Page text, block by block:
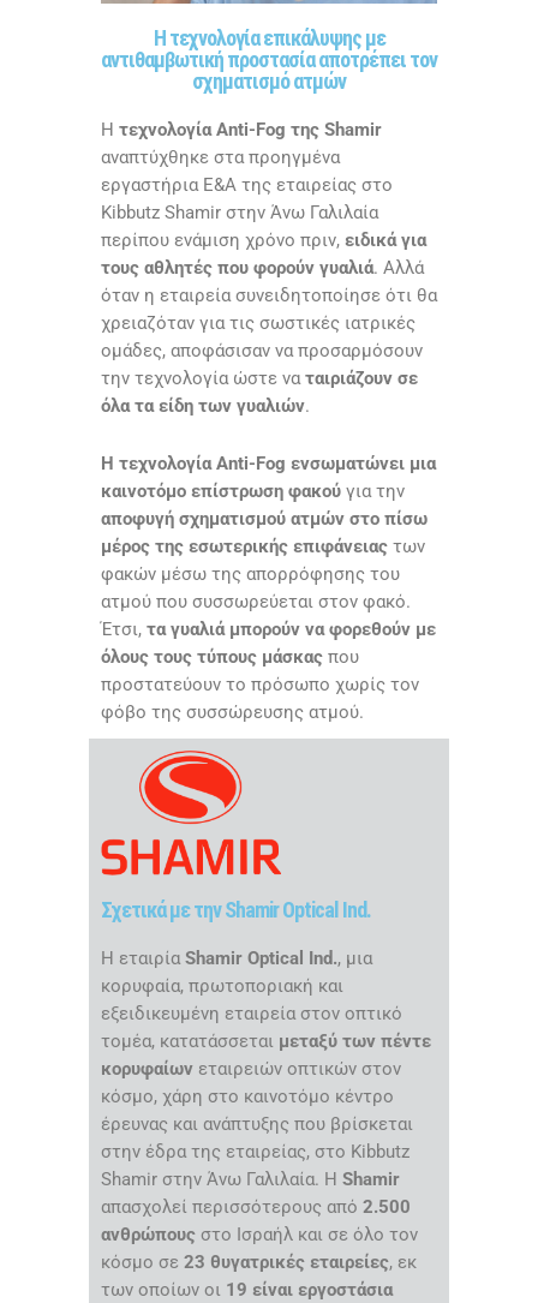
Η τεχνολογία επικάλυψης με
αντιθαμβωτική προστασία αποτρέπει τον
σχηματισμό ατμών
Η τεχνολογία Anti-Fog της Shamir
αναπτύχθηκε στα προηγμένα
εργαστήρια Ε&Α της εταιρείας στο
Kibbutz Shamir στην Άνω Γαλιλαία
περίπου ενάμιση χρόνο πριν, ειδικά για
τους αθλητές που φορούν γυαλιά. Αλλά
όταν η εταιρεία συνειδητοποίησε ότι θα
χρειαζόταν για τις σωστικές ιατρικές
ομάδες, αποφάσισαν να προσαρμόσουν
την τεχνολογία ώστε ναταιριάζουν σε
όλα τα είδη των γυαλιών.
Η τεχνολογία Anti-Fog ενσωματώνει μια
καινοτόμο επίστρωση φακού για την
αποφυγή σχηματισμού ατμών στο πίσω
μέρος της εσωτερικής επιφάνειας των
φακών μέσω της απορρόφησης του
ατμού που συσσωρεύεται στον φακό.
Έτσι, τα γυαλιά μπορούν να φορεθούν με
όλους τους τύπους μάσκας που
προστατεύουν το πρόσωπο χωρίς τον
φόβο της συσσώρευσης ατμού.
Σχετικά με την Shamir Optical Ind.
Η εταιρίαShamir Optical Ind., μια
κορυφαία, πρωτοποριακή και
εξειδικευμένη εταιρεία στον οπτικό
τομέα, κατατάσσεται μεταξύ των πέντε
κορυφαίων εταιρειών οπτικών στον
κόσμο, χάρη στο καινοτόμο κέντρο
έρευνας και ανάπτυξης που βρίσκεται
στην έδρα της εταιρείας, στο Kibbutz
Shamir στην Άνω Γαλιλαία. Η Shamir
απασχολεί περισσότερους από 2.500
ανθρώπους στο Ισραήλ και σε όλο τον
κόσμο σε 23 θυγατρικές εταιρείες, εκ
των οποίων οι 19 είναι εργοστάσια